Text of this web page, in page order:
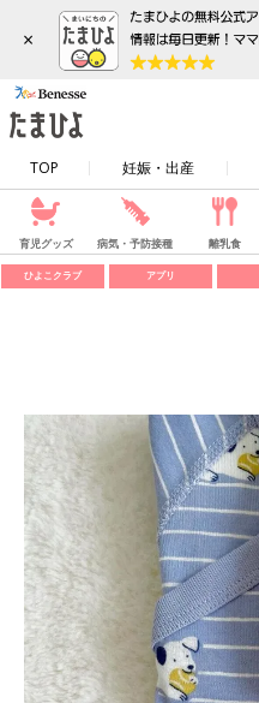
×
TOP 妊娠・出産
育児グッズ 病気・予防接種 離乳食
ひよこクラブ アプリ